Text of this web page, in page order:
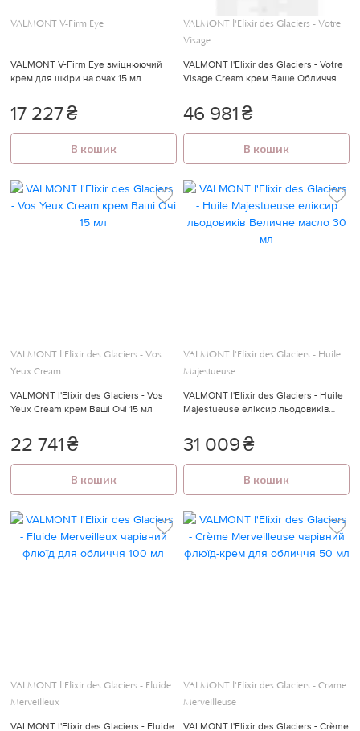
VALMONT V-Firm Eye
VALMONT V-Firm Eye зміцнюючий
крем для шкіри на очах 15 мл
17 227₴
В кошик
VALMONT l'Elixir des Glaciers - Votre
Visage
VALMONT l'Elixir des Glaciers - Votre
Visage Cream крем Ваше Обличчя
46 981₴
В кошик
VALMONT l'Elixir des Glaciers - Vos
Yeux Cream
VALMONT l'Elixir des Glaciers - Vos
Yeux Cream крем Ваші Очі 15 мл
22 741₴
В кошик
VALMONT l'Elixir des Glaciers - Huile
Majestueuse
VALMONT l'Elixir des Glaciers - Huile
Majestueuse еліксир льодовиків
31 009₴
В кошик
VALMONT l'Elixir des Glaciers - Fluide
Merveilleux
VALMONT l'Elixir des Glaciers - Fluide
VALMONT l'Elixir des Glaciers - Crème
Merveilleuse
VALMONT l'Elixir des Glaciers - Crème